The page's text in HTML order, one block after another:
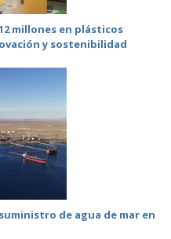
millones en plásticos
y sostenibilidad
de agua de mar en